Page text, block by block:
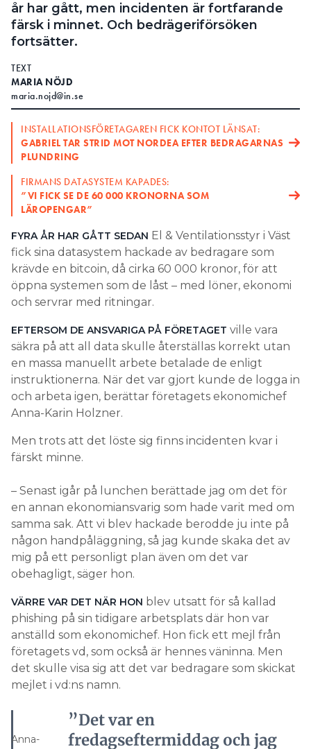
år har gått, men incidenten är fortfarande
färsk i minnet. Och bedrägeriförsöken
fortsätter.
TEXT
MARIA NÖJD
maria.nojd@in.se
INSTALLATIONSFÖRETAGAREN FICK KONTOT LÄNSAT:
GABRIEL TAR STRID MOT NORDEA EFTER BEDRAGARNAS
PLUNDRING
FIRMANS DATASYSTEM KAPADES:
”VI FICK SE DE 60 000 KRONORNA SOM
LÄROPENGAR”
FYRA ÅR HAR GÅTT SEDAN El & Ventilationsstyr i Väst
fick sina datasystem hackade av bedragare som
krävde en bitcoin, då cirka 60 000 kronor, för att
öppna systemen som de låst – med löner, ekonomi
och servrar med ritningar.
EFTERSOM DE ANSVARIGA PÅ FÖRETAGET ville vara
säkra på att all data skulle återställas korrekt utan
en massa manuellt arbete betalade de enligt
instruktionerna. När det var gjort kunde de logga in
och arbeta igen, berättar företagets ekonomichef
Anna-Karin Holzner.
Men trots att det löste sig finns incidenten kvar i
färskt minne.
– Senast igår på lunchen berättade jag om det för
en annan ekonomiansvarig som hade varit med om
samma sak. Att vi blev hackade berodde ju inte på
någon handpåläggning, så jag kunde skaka det av
mig på ett personligt plan även om det var
obehagligt, säger hon.
VÄRRE VAR DET NÄR HON blev utsatt för så kallad
phishing på sin tidigare arbetsplats där hon var
anställd som ekonomichef. Hon fick ett mejl från
företagets vd, som också är hennes väninna. Men
det skulle visa sig att det var bedragare som skickat
mejlet i vd:ns namn.
Anna-
”Det var en
fredagseftermiddag och jag